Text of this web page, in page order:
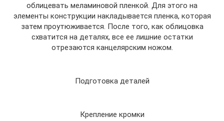
облицевать меламиновой пленкой. Для этого на
элементы конструкции накладывается пленка, которая
затем проутюживается. После того, как облицовка
схватится на деталях, все ее лишние остатки
отрезаются канцелярским ножом.
Подготовка деталей
Крепление кромки